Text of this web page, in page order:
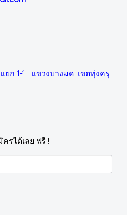
ยก 1-1 แขวงบางมด เขตทุ่งครุ
รได้เลย ฟรี !!